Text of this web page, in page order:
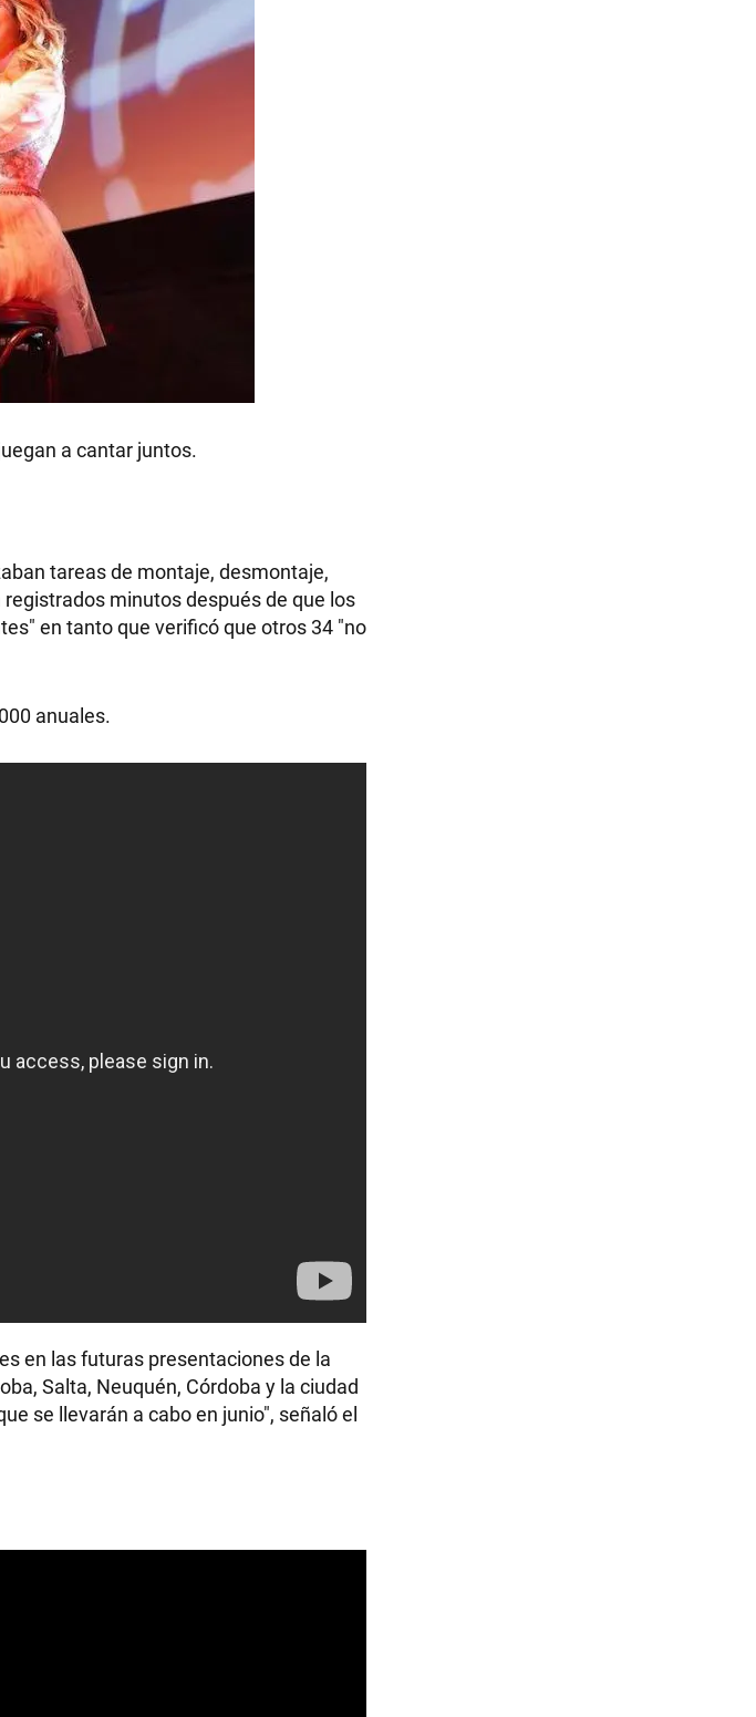
a cantar juntos.
tareas de montaje, desmontaje,
minutos después de que los
en tanto que verificó que otros 34 "no
anuales.
en las futuras presentaciones de la
Salta, Neuquén, Córdoba y la ciudad
se llevarán a cabo en junio", señaló el
Seguinos